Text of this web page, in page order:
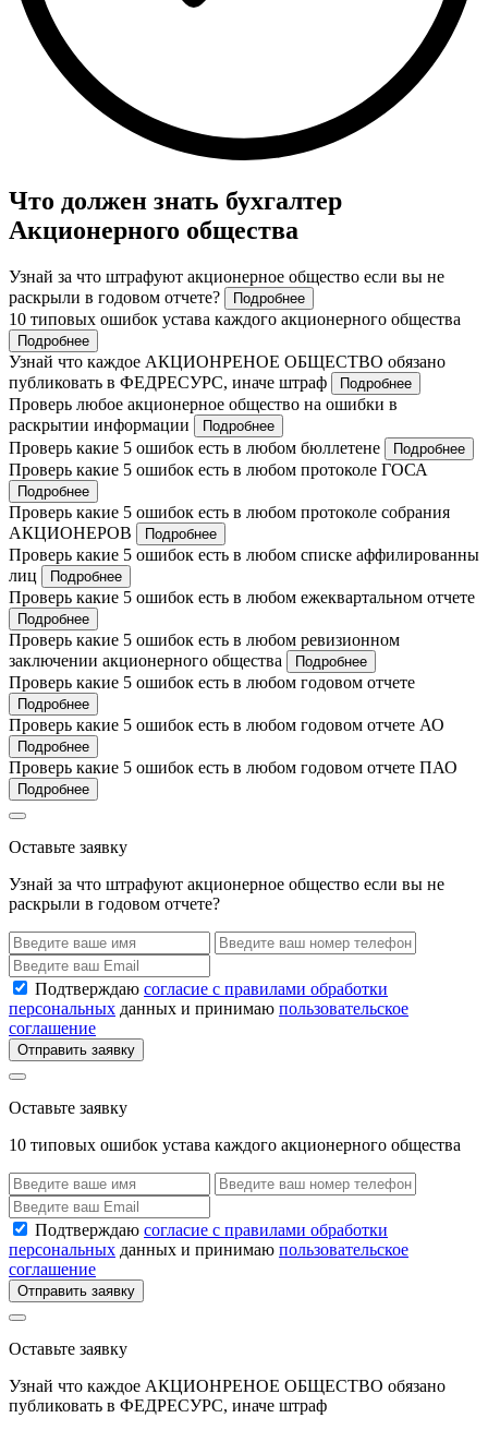
Что должен знать бухгалтер
Акционерного общества
Узнай за что штрафуют акционерное общество если вы не
раскрыли в годовом отчете?
Подробнее
10 типовых ошибок устава каждого акционерного общества
Подробнее
Узнай что каждое АКЦИОНРЕНОЕ ОБЩЕСТВО обязано
публиковать в ФЕДРЕСУРС, иначе штраф
Подробнее
Проверь любое акционерное общество на ошибки в
раскрытии информации
Подробнее
Проверь какие 5 ошибок есть в любом бюллетене Подробнее
Проверь какие 5 ошибок есть в любом протоколе ГОСА
Подробнее
Проверь какие 5 ошибок есть в любом протоколе собрания
АКЦИОНЕРОВ
Подробнее
Проверь какие 5 ошибок есть в любом списке аффилированны
лиц
Подробнее
Проверь какие 5 ошибок есть в любом ежеквартальном отчете
Подробнее
Проверь какие 5 ошибок есть в любом ревизионном
заключении акционерного общества
Подробнее
Проверь какие 5 ошибок есть в любом годовом отчете
Подробнее
Проверь какие 5 ошибок есть в любом годовом отчете АО
Подробнее
Проверь какие 5 ошибок есть в любом годовом отчете ПАО
Подробнее
Оставьте заявку
Узнай за что штрафуют акционерное общество если вы не
раскрыли в годовом отчете?
Подтверждаю согласие с правилами обработки
персональных данных и принимаю пользовательское
соглашение
Отправить заявку
Оставьте заявку
10 типовых ошибок устава каждого акционерного общества
Подтверждаю согласие с правилами обработки
персональных данных и принимаю пользовательское
соглашение
Отправить заявку
Оставьте заявку
Узнай что каждое АКЦИОНРЕНОЕ ОБЩЕСТВО обязано
публиковать в ФЕДРЕСУРС, иначе штраф